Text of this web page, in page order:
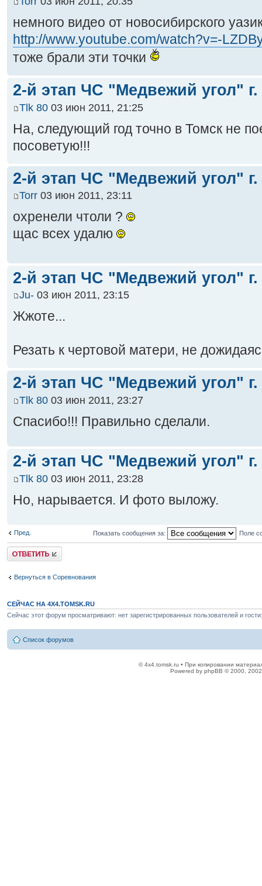
немного видео от новосибирского
http://www.youtube.com/watch?v=-
тоже брали эти точки
2-й этап ЧС "Медвежий угол"
Tlk 80 03 июн 2011, 21:25
На, следующий год точно в Томск не
посоветую!!!
2-й этап ЧС "Медвежий угол"
Torr 03 июн 2011, 23:11
охренели чтоли ?
щас всех удалю
2-й этап ЧС "Медвежий угол"
Ju- 03 июн 2011, 23:15
Жжоте...
Резать к чертовой матери, не
2-й этап ЧС "Медвежий угол"
Tlk 80 03 июн 2011, 23:27
Спасибо!!! Правильно сделали.
2-й этап ЧС "Медвежий угол"
Tlk 80 03 июн 2011, 23:28
Но, нарывается. И фото выложу.
Пред. Показать сообщения за: Поле
Ответить
Вернуться в Соревнования
СЕЙЧАС НА 4X4.TOMSK.RU
Сейчас этот форум просматривают: нет зарегистрированных пользователей и
Список форумов
© 4x4.tomsk.ru • При копировании
Powered by phpBB © 2000,